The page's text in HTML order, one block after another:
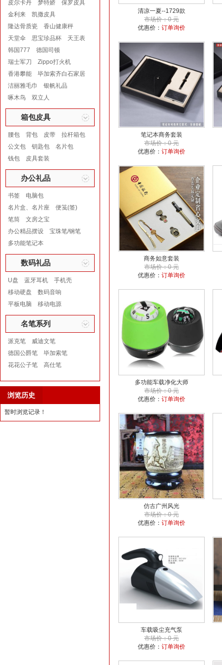
皮尔卡丹 梦特娇
保罗皮具
金利来
凯撒皮具
隆达骨质瓷
香山健康秤
天堂伞
思宝珍品杯
天王表
韩国777
德国司顿
瑞士军刀
Zippo打火机
香港攀能
毕加索齐白石家居
洁丽雅毛巾
银帆礼品
啄木鸟
双立人
箱包皮具
腰包 背包 皮带
拉杆箱包
公文包
钥匙包
名片包
钱包
皮具套装
办公礼品
书签
电脑包
名片盒、名片座
便笺(签)
笔筒
文房之宝
办公精品摆设
宝珠笔/钢笔
多功能笔记本
数码礼品
U盘 蓝牙耳机
手机壳
移动硬盘
数码音响
平板电脑
移动电源
名笔系列
派克笔
威迪文笔
德国公爵笔
毕加索笔
花花公子笔
高仕笔
浏览历史
暂时浏览记录！
清凉一夏--1729款
市场价：0 元
优惠价： 订单询价
笔记本商务套装
市场价：0 元
优惠价： 订单询价
商务如意套装
市场价：0 元
优惠价： 订单询价
多功能车载净化大师
市场价：0 元
优惠价： 订单询价
仿古广州风光
市场价：0 元
优惠价： 订单询价
车载吸尘充气泵
市场价：0 元
优惠价： 订单询价